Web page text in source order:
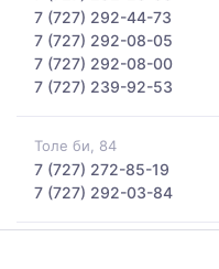
7 (727) 292-44-73
7 (727) 292-08-05
7 (727) 292-08-00
7 (727) 239-92-53
Толе би, 84
7 (727) 272-85-19
7 (727) 292-03-84